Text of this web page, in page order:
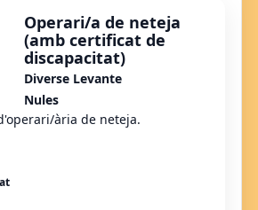
Operari/a de neteja
(amb certificat de
discapacitat)
Diverse Levante
Nules
ària de neteja.